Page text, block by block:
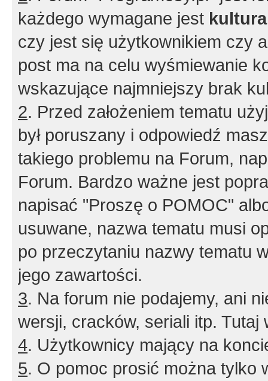
każdego wymagane jest
czy jest się użytkownikiem czy
post ma na celu wyśmiewanie
wskazujące najmniejszy brak
2. Przed założeniem tematu
był poruszany i odpowiedź
takiego problemu na Forum,
Forum. Bardzo ważne jest
napisać "Proszę o POMOC"
usuwane, nazwa tematu musi
po przeczytaniu nazwy tematu
jego zawartości.
3. Na forum nie podajemy, ani
wersji, cracków, seriali itp. Tutaj
4. Użytkownicy mający na
5. O pomoc prosić można tylko